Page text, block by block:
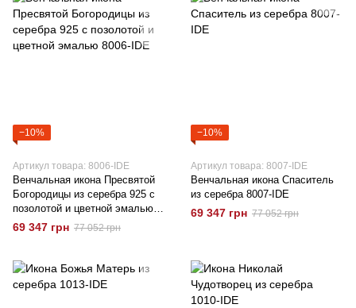
−10%
Артикул товара: 8006-IDE
Венчальная икона Пресвятой
Богородицы из серебра 925 с
позолотой и цветной эмалью
8006-IDE
69 347 грн 77 052 грн
−10%
Артикул товара: 8007-IDE
Венчальная икона Спаситель
из серебра 8007-IDE
69 347 грн 77 052 грн